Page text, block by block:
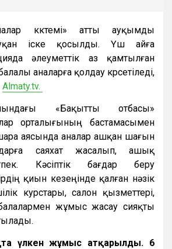
көктемі» атты ауқымды
іске қосылды. Үш айға
әлеуметтік аз қамтылған
аналарға қолдау көрсетіледі,
Almaty.tv.
«Бақытты отбасы»
орталығының бастамасымен
аясында аналар ашқан шағын
саяхат жасалып, ашық
Кәсіптік бағдар беру
қиын кезеңінде қалған нәзік
курстары, салон қызметтері,
жұмыс жасау сияқты
үлкен жұмыс атқарылды. 6